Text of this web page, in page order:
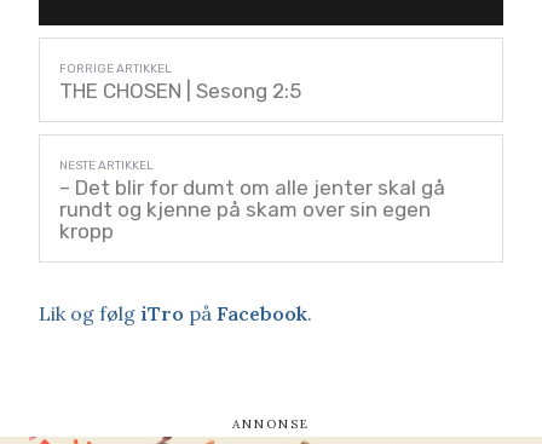
THE CHOSEN | Sesong 2:5
– Det blir for dumt om alle jenter skal gå
rundt og kjenne på skam over sin egen
kropp
Lik og følg iTro på Facebook.